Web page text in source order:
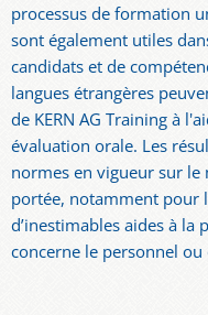
processus de formation
sont également utiles
candidats et de
langues étrangères
de KERN AG Training à
évaluation orale. Les
normes en vigueur sur le
portée, notamment pour
d’inestimables aides à la
concerne le personnel